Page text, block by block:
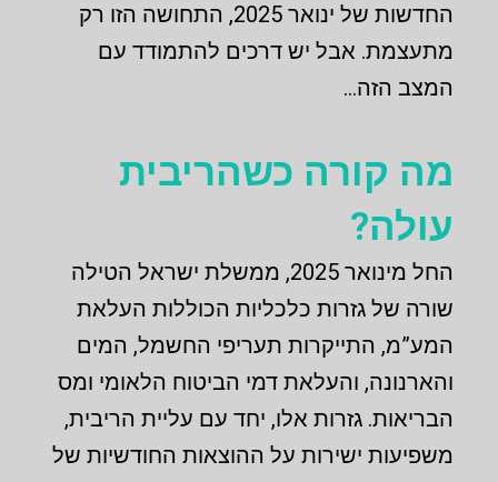
החדשות של ינואר 2025, התחושה הזו רק
מתעצמת. אבל יש דרכים להתמודד עם
המצב הזה…
מה קורה כשהריבית
עולה?
החל מינואר 2025, ממשלת ישראל הטילה
שורה של גזרות כלכליות הכוללות העלאת
המע”מ, התייקרות תעריפי החשמל, המים
והארנונה, והעלאת דמי הביטוח הלאומי ומס
הבריאות. גזרות אלו, יחד עם עליית הריבית,
משפיעות ישירות על ההוצאות החודשיות של